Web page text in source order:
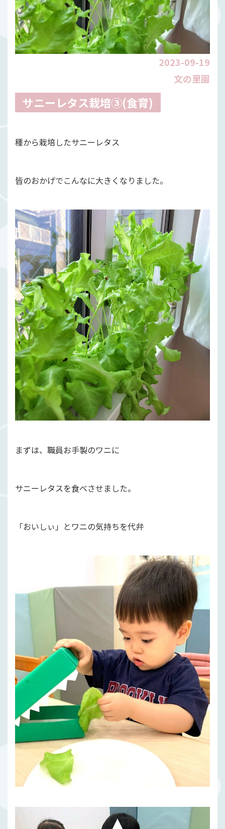
2023-09-19
文の里園
サニーレタス栽培③(食育)
種から栽培したサニーレタス
皆のおかげでこんなに大きくなりました。
まずは、職員お手製のワニに
サニーレタスを食べさせました。
「おいしぃ」とワニの気持ちを代弁